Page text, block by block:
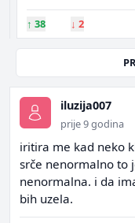
↑ 38 ↓ 2
iluzija007
prije 9 godina
iritira me kad neko
srče nenormalno to
nenormalna. i da
bih uzela.